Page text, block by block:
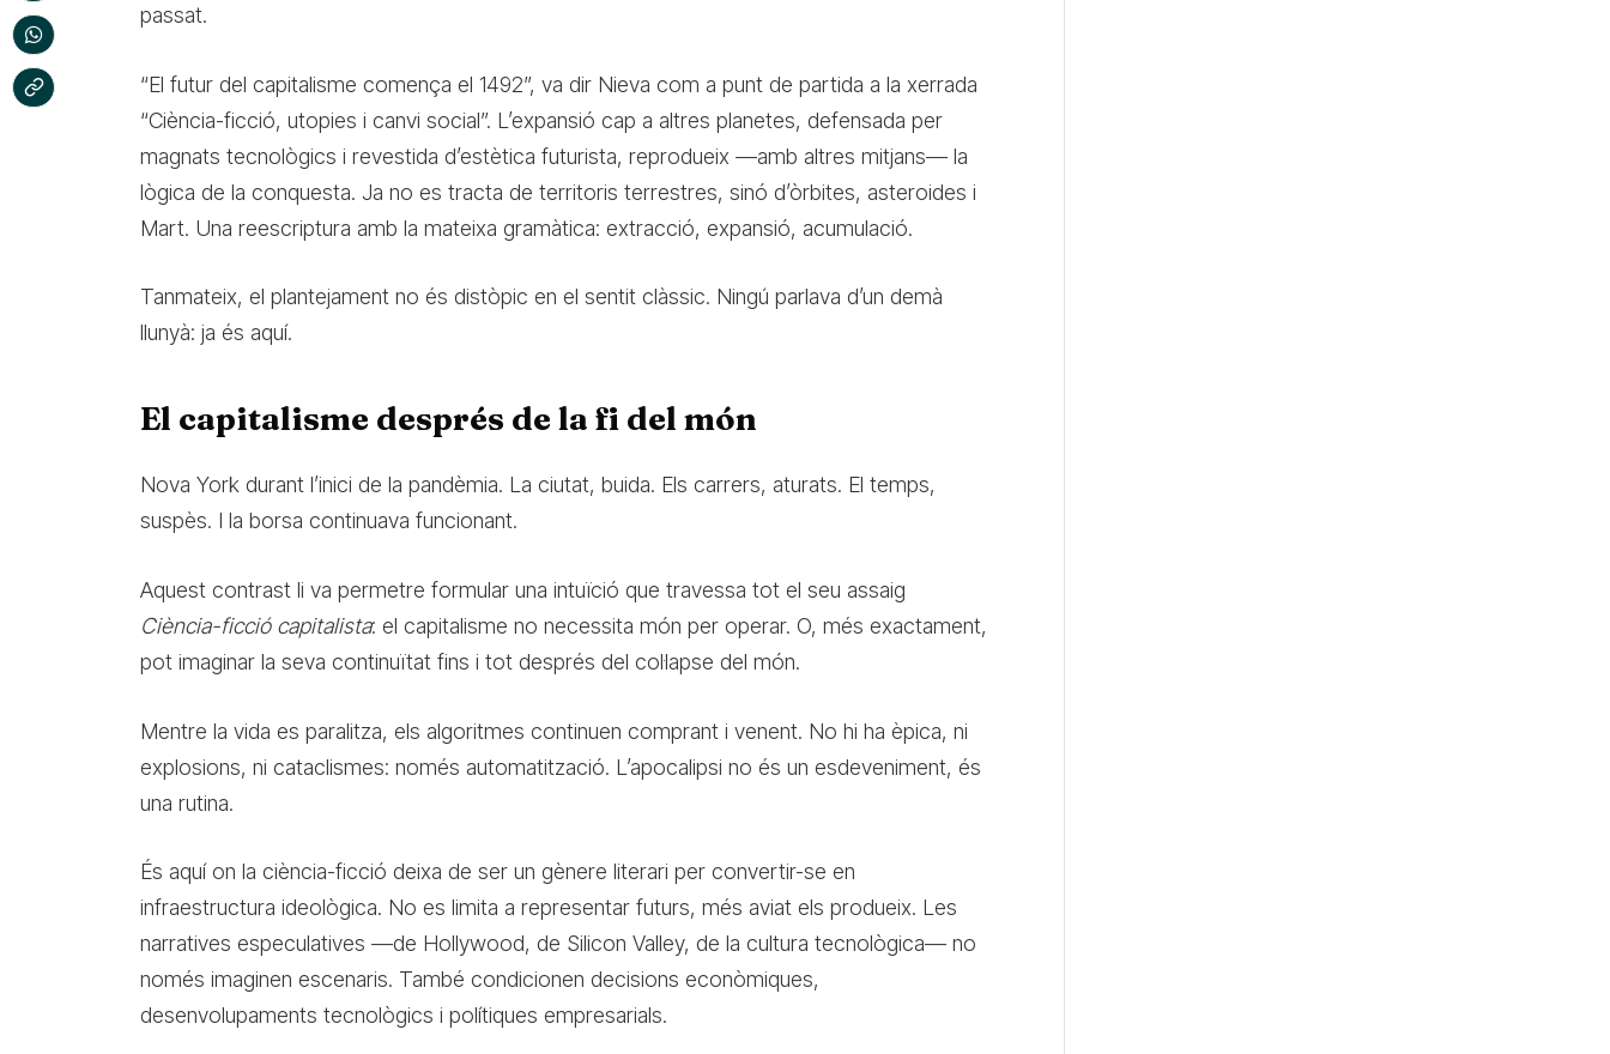
passat.
“El futur del capitalisme comença el 1492”, va dir Nieva com a punt de partida a la xerrada
“Ciència-ficció, utopies i canvi social”. L’expansió cap a altres planetes, defensada per
magnats tecnològics i revestida d’estètica futurista, reprodueix —amb altres mitjans— la
lògica de la conquesta. Ja no es tracta de territoris terrestres, sinó d’òrbites, asteroides i
Mart. Una reescriptura amb la mateixa gramàtica: extracció, expansió, acumulació.
Tanmateix, el plantejament no és distòpic en el sentit clàssic. Ningú parlava d’un demà
llunyà: ja és aquí.
El capitalisme després de la fi del món
Nova York durant l’inici de la pandèmia. La ciutat, buida. Els carrers, aturats. El temps,
suspès. I la borsa continuava funcionant.
Aquest contrast li va permetre formular una intuïció que travessa tot el seu assaig
Ciència-ficció capitalista: el capitalisme no necessita món per operar. O, més exactament,
pot imaginar la seva continuïtat fins i tot després del col·lapse del món.
Mentre la vida es paralitza, els algoritmes continuen comprant i venent. No hi ha èpica, ni
explosions, ni cataclismes: només automatització. L’apocalipsi no és un esdeveniment, és
una rutina.
És aquí on la ciència-ficció deixa de ser un gènere literari per convertir-se en
infraestructura ideològica. No es limita a representar futurs, més aviat els produeix. Les
narratives especulatives —de Hollywood, de Silicon Valley, de la cultura tecnològica— no
només imaginen escenaris. També condicionen decisions econòmiques,
desenvolupaments tecnològics i polítiques empresarials.